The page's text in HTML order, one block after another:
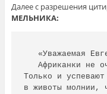
Далее с разрешения
МЕЛЬНИКА:
«Уважаемая
Африканки не
Только и
в животы молнии,